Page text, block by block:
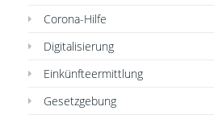
Corona-Hilfe
Digitalisierung
Einkünfteermittlung
Gesetzgebung